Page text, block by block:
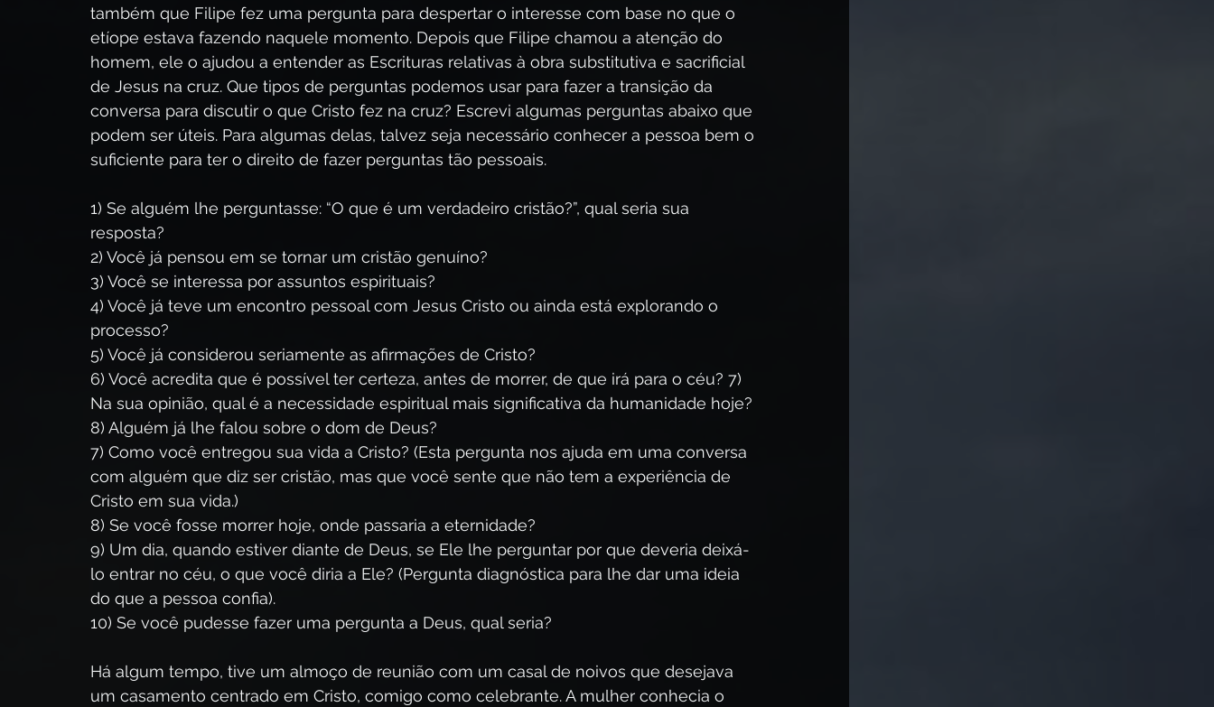
também que Filipe fez uma pergunta para despertar o interesse com base no que o
etíope estava fazendo naquele momento. Depois que Filipe chamou a atenção do
homem, ele o ajudou a entender as Escrituras relativas à obra substitutiva e sacrificial
de Jesus na cruz. Que tipos de perguntas podemos usar para fazer a transição da
conversa para discutir o que Cristo fez na cruz? Escrevi algumas perguntas abaixo que
podem ser úteis. Para algumas delas, talvez seja necessário conhecer a pessoa bem o
suficiente para ter o direito de fazer perguntas tão pessoais.
1) Se alguém lhe perguntasse: “O que é um verdadeiro cristão?”, qual seria sua
resposta?
2) Você já pensou em se tornar um cristão genuíno?
3) Você se interessa por assuntos espirituais?
4) Você já teve um encontro pessoal com Jesus Cristo ou ainda está explorando o
processo?
5) Você já considerou seriamente as afirmações de Cristo?
6) Você acredita que é possível ter certeza, antes de morrer, de que irá para o céu? 7)
Na sua opinião, qual é a necessidade espiritual mais significativa da humanidade hoje?
8) Alguém já lhe falou sobre o dom de Deus?
7) Como você entregou sua vida a Cristo? (Esta pergunta nos ajuda em uma conversa
com alguém que diz ser cristão, mas que você sente que não tem a experiência de
Cristo em sua vida.)
8) Se você fosse morrer hoje, onde passaria a eternidade?
9) Um dia, quando estiver diante de Deus, se Ele lhe perguntar por que deveria deixá-
lo entrar no céu, o que você diria a Ele? (Pergunta diagnóstica para lhe dar uma ideia
do que a pessoa confia).
10) Se você pudesse fazer uma pergunta a Deus, qual seria?
Há algum tempo, tive um almoço de reunião com um casal de noivos que desejava
um casamento centrado em Cristo, comigo como celebrante. A mulher conhecia o